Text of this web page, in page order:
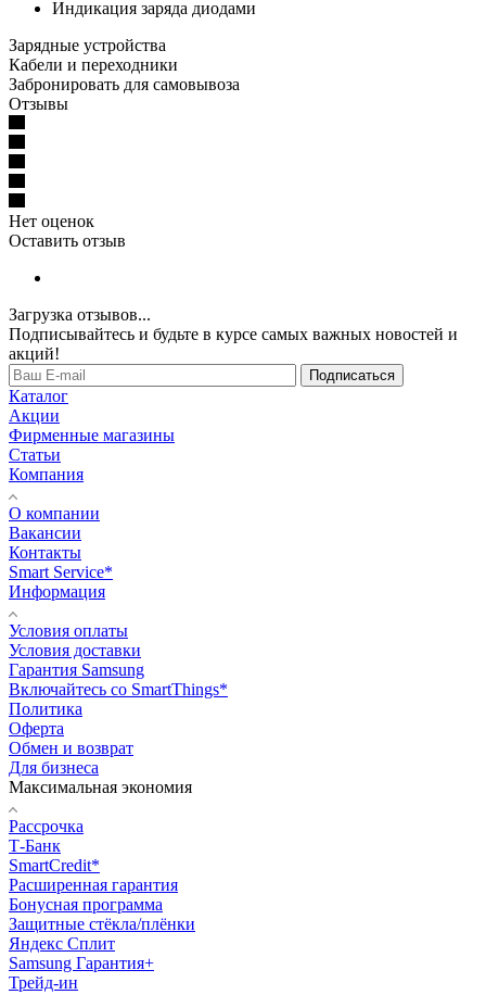
Индикация заряда диодами
Зарядные устройства
Кабели и переходники
Забронировать для самовывоза
Отзывы
Нет оценок
Оставить отзыв
Загрузка отзывов...
Подписывайтесь и будьте в курсе самых важных новостей и
акций!
Подписаться
Каталог
Акции
Фирменные магазины
Статьи
Компания
О компании
Вакансии
Контакты
Smart Service*
Информация
Условия оплаты
Условия доставки
Гарантия Samsung
Включайтесь со SmartThings*
Политика
Оферта
Обмен и возврат
Для бизнеса
Максимальная экономия
Рассрочка
Т-Банк
SmartCredit*
Расширенная гарантия
Бонусная программа
Защитные стёкла/плёнки
Яндекс Сплит
Samsung Гарантия+
Трейд-ин